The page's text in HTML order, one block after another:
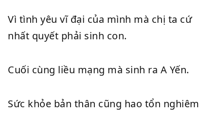
Vì tình yêu vĩ đại của mình mà chị ta cứ
nhất quyết phải sinh con.
Cuối cùng liều mạng mà sinh ra A Yến.
Sức khỏe bản thân cũng hao tổn nghiêm